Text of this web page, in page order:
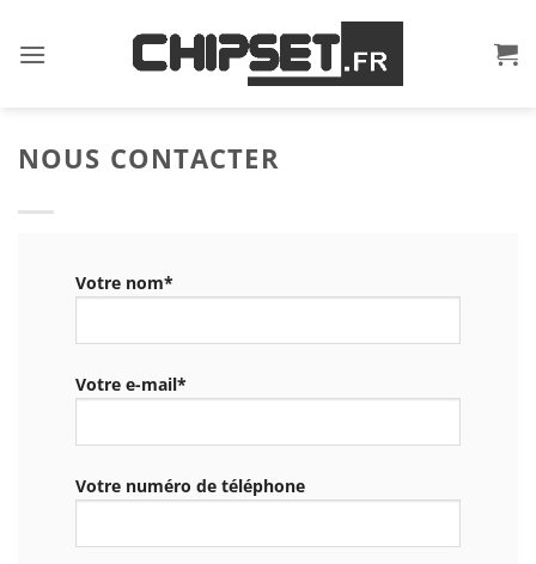
au
NOUS CONTACTER
Votre nom*
Votre e-mail*
Votre numéro de téléphone